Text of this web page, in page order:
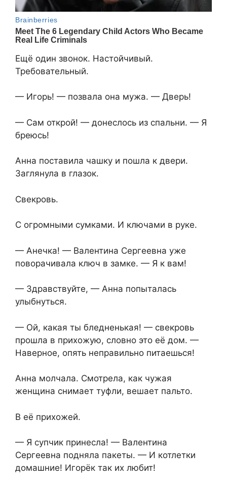
Ещё один звонок. Настойчивый.
Требовательный.
— Игорь! — позвала она мужа. — Дверь!
— Сам открой! — донеслось из спальни. — Я
бреюсь!
Анна поставила чашку и пошла к двери.
Заглянула в глазок.
Свекровь.
С огромными сумками. И ключами в руке.
— Анечка! — Валентина Сергеевна уже
поворачивала ключ в замке. — Я к вам!
— Здравствуйте, — Анна попыталась
улыбнуться.
— Ой, какая ты бледненькая! — свекровь
прошла в прихожую, словно это её дом. —
Наверное, опять неправильно питаешься!
Анна молчала. Смотрела, как чужая
женщина снимает туфли, вешает пальто.
В её прихожей.
— Я супчик принесла! — Валентина
Сергеевна подняла пакеты. — И котлетки
домашние! Игорёк так их любит!